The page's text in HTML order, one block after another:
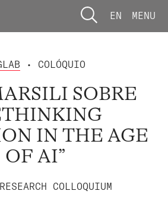
EN MENU
• COLÓQUIO
SOBRE
IN THE AGE
OF AI”
COLLOQUIUM